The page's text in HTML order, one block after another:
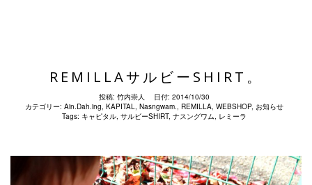
REMILLAサルビーSHIRT。
投稿: 竹内崇人 日付: 2014/10/30
カテゴリー: Ain.Dah.ing, KAPITAL, Nasngwam., REMILLA, WEBSHOP, お知らせ
Tags: キャピタル, サルビーSHIRT, ナスングワム, レミーラ